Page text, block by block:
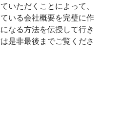
いただくことによって、
いる会社概要を完璧に作
なる方法を伝授して行き
是非最後までご覧くださ